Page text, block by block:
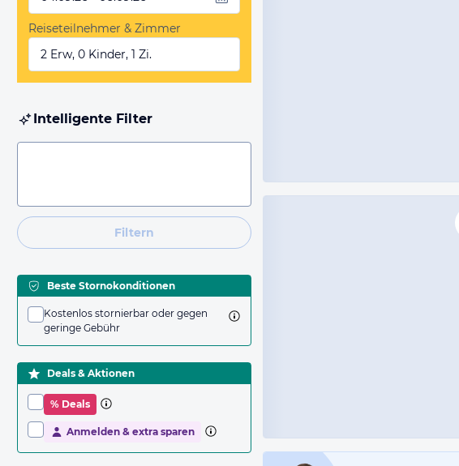
Reiseteilnehmer & Zimmer
2 Erw, 0 Kinder, 1 Zi.
Intelligente Filter
Filtern
Beste Stornokonditionen
Kostenlos stornierbar oder gegen
geringe Gebühr
Deals & Aktionen
% Deals
Anmelden & extra sparen